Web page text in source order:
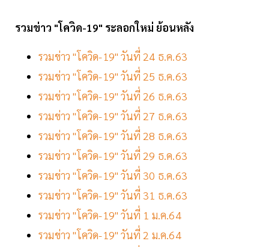
รวมข่าว "โควิด-19" ระลอกใหม่ ย้อนหลัง
รวมข่าว "โควิด-19" วันที่ 24 ธ.ค.63
รวมข่าว "โควิด-19" วันที่ 25 ธ.ค.63
รวมข่าว "โควิด-19" วันที่ 26 ธ.ค.63
รวมข่าว "โควิด-19" วันที่ 27 ธ.ค.63
รวมข่าว "โควิด-19" วันที่ 28 ธ.ค.63
รวมข่าว "โควิด-19" วันที่ 29 ธ.ค.63
รวมข่าว "โควิด-19" วันที่ 30 ธ.ค.63
รวมข่าว "โควิด-19" วันที่ 31 ธ.ค.63
รวมข่าว "โควิด-19" วันที่ 1 ม.ค.64
รวมข่าว "โควิด-19" วันที่ 2 ม.ค.64